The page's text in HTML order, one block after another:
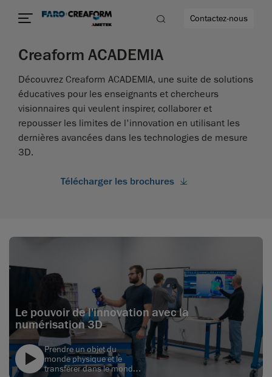
encore
Contactez-nous
Creaform ACADEMIA
Découvrez Creaform ACADEMIA, une suite de solutions
éducatives pour les enseignants et chercheurs
visionnaires qui veulent inspirer, collaborer et
repousser les limites de l'innovation en utilisant les
dernières avancées dans les technologies de mesure
3D.
Télécharger les brochures
Le pouvoir de l'innovation avec la
numérisation 3D
Prendre un objet du
monde physique et le
transférer dans le monde